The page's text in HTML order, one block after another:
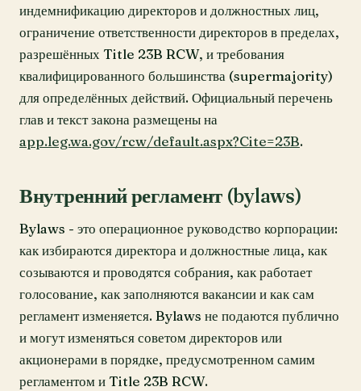
индемнификацию директоров и должностных лиц,
ограничение ответственности директоров в пределах,
разрешённых Title 23B RCW, и требования
квалифицированного большинства (supermajority)
для определённых действий. Официальный перечень
глав и текст закона размещены на
app.leg.wa.gov/rcw/default.aspx?Cite=23B.
Внутренний регламент (bylaws)
Bylaws - это операционное руководство корпорации:
как избираются директора и должностные лица, как
созываются и проводятся собрания, как работает
голосование, как заполняются вакансии и как сам
регламент изменяется. Bylaws не подаются публично
и могут изменяться советом директоров или
акционерами в порядке, предусмотренном самим
регламентом и Title 23B RCW.